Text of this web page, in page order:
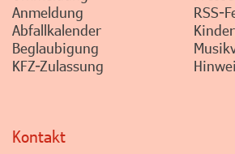
Anmeldung
Abfallkalender
Beglaubigung
KFZ-Zulassung
RSS-
Kontakt